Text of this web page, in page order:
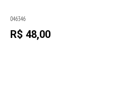
046346
R$ 48,00